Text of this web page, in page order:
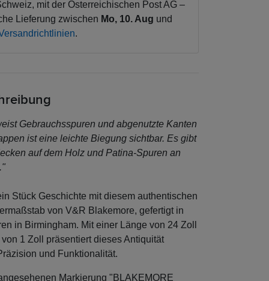
mit der Österreichischen Post AG –
Lieferung zwischen Mo, 10. Aug und
.
Gebrauchsspuren und abgenutzte Kanten
ist eine leichte Biegung sichtbar. Es gibt
auf dem Holz und Patina-Spuren an
Stück Geschichte mit diesem authentischen
von V&R Blakemore, gefertigt in
in Birmingham. Mit einer Länge von 24 Zoll
1 Zoll präsentiert dieses Antiquität
und Funktionalität.
Markierung "BLAKEMORE